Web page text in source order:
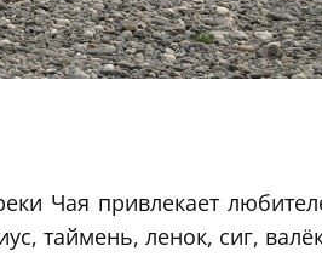
Чая привлекает
таймень, ленок, сиг,